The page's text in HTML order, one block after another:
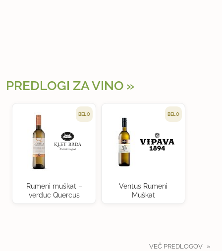
PREDLOGI ZA VINO
BELO
Rumeni muškat –
verduc Quercus
BELO
Ventus Rumeni
Muškat
VEČ PREDLOGOV